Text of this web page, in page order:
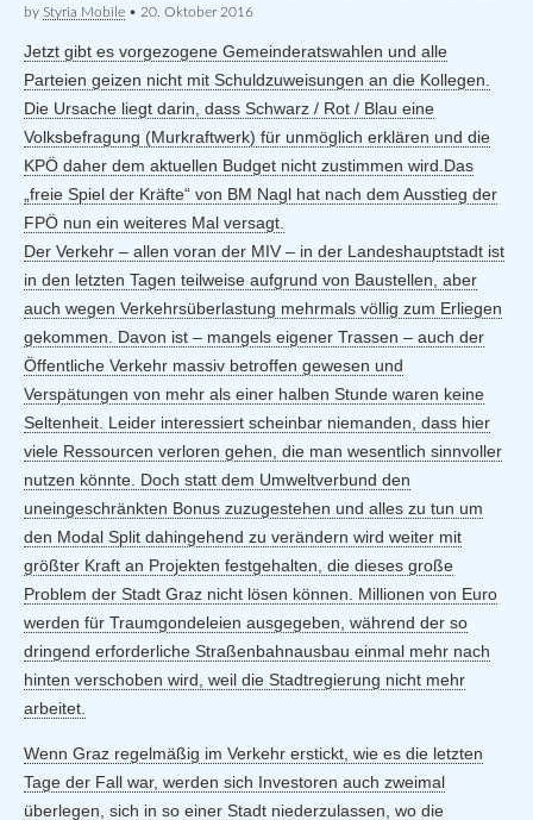
by Styria Mobile • 20. Oktober 2016
Jetzt gibt es vorgezogene Gemeinderatswahlen und alle
Parteien geizen nicht mit Schuldzuweisungen an die Kollegen.
Die Ursache liegt darin, dass Schwarz / Rot / Blau eine
Volksbefragung (Murkraftwerk) für unmöglich erklären und die
KPÖ daher dem aktuellen Budget nicht zustimmen wird.Das
„freie Spiel der Kräfte“ von BM Nagl hat nach dem Ausstieg der
FPÖ nun ein weiteres Mal versagt.
Der Verkehr – allen voran der MIV – in der Landeshauptstadt ist
in den letzten Tagen teilweise aufgrund von Baustellen, aber
auch wegen Verkehrsüberlastung mehrmals völlig zum Erliegen
gekommen. Davon ist – mangels eigener Trassen – auch der
Öffentliche Verkehr massiv betroffen gewesen und
Verspätungen von mehr als einer halben Stunde waren keine
Seltenheit. Leider interessiert scheinbar niemanden, dass hier
viele Ressourcen verloren gehen, die man wesentlich sinnvoller
nutzen könnte. Doch statt dem Umweltverbund den
uneingeschränkten Bonus zuzugestehen und alles zu tun um
den Modal Split dahingehend zu verändern wird weiter mit
größter Kraft an Projekten festgehalten, die dieses große
Problem der Stadt Graz nicht lösen können. Millionen von Euro
werden für Traumgondeleien ausgegeben, während der so
dringend erforderliche Straßenbahnausbau einmal mehr nach
hinten verschoben wird, weil die Stadtregierung nicht mehr
arbeitet.
Wenn Graz regelmäßig im Verkehr erstickt, wie es die letzten
Tage der Fall war, werden sich Investoren auch zweimal
überlegen, sich in so einer Stadt niederzulassen, wo die